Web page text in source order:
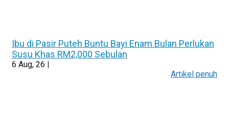
Ibu di Pasir Puteh Buntu Bayi Enam Bulan Perlukan
Susu Khas RM2,000 Sebulan
6 Aug, 26
Artikel penuh